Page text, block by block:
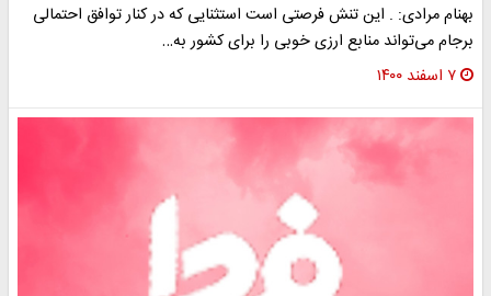
بهنام مرادی: . این تنش فرصتی است استثنایی که در کنار توافق احتمالی
برجام می‌تواند منابع ارزی خوبی را برای کشور به…
۷ اسفند ۱۴۰۰